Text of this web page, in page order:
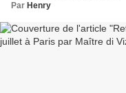
Par Henry